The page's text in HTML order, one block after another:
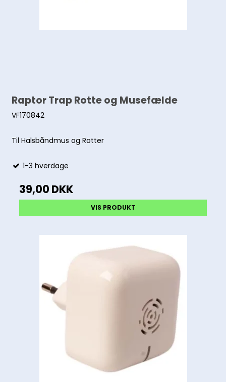
Raptor Trap Rotte og Musefælde
VF170842
Til Halsbåndmus og Rotter
1-3 hverdage
39,00 DKK
VIS PRODUKT